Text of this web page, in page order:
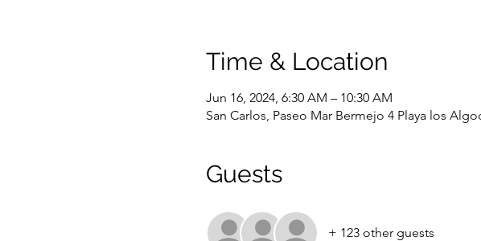
Time & Location
Jun 16, 2024, 6:30 AM – 10:30 AM
San Carlos, Paseo Mar Bermejo 4 Playa los
Guests
+ 123 other guests